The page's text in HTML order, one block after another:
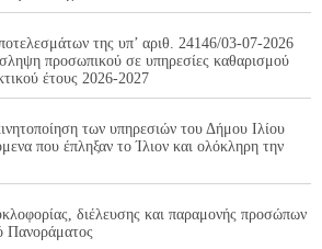
της υπ’ αριθ. 24146/03-07-2026
προσωπικού σε υπηρεσίες καθαρισμού
έτους 2026-2027
των υπηρεσιών του Δήμου Ιλίου
που έπληξαν το Ίλιον και ολόκληρη την
διέλευσης και παραμονής προσώπων
Πανοράματος